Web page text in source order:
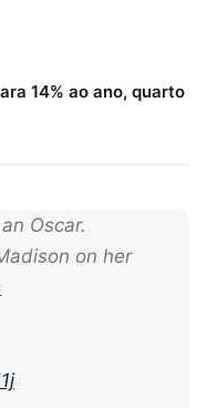
14% ao ano, quarto
Oscar.
on her